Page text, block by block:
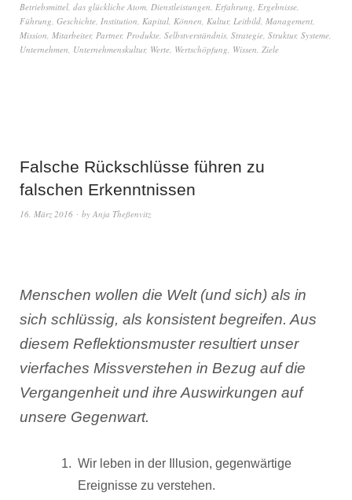
Betriebsmittel, das glückliche Atom, Dienstleistungen, Erfahrung, Ergebnisse,
Führung, Geschichte, Institution, Kapital, Können, Kultur, Leitbild, Management,
Mission, Mitarbeiter, Partner, Produkte, Selbstverständnis, Strategie, Struktur, Systeme,
Unternehmen, Unternehmenskultur, Werte, Wertschöpfung, Wissen, Ziele
Falsche Rückschlüsse führen zu
falschen Erkenntnissen
16. März 2016 by Anja Theßenvitz
Menschen wollen die Welt (und sich) als in
sich schlüssig, als konsistent begreifen. Aus
diesem Reflektionsmuster resultiert unser
vierfaches Missverstehen in Bezug auf die
Vergangenheit und ihre Auswirkungen auf
unsere Gegenwart.
Wir leben in der Illusion, gegenwärtige
Ereignisse zu verstehen.